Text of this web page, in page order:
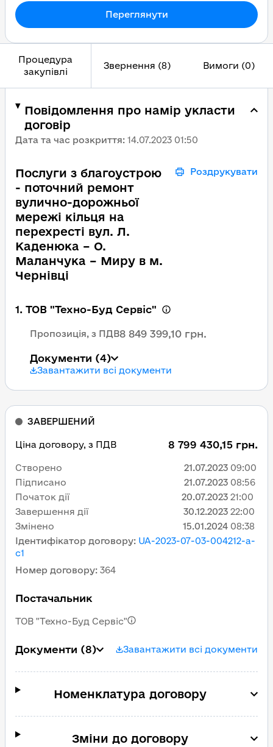
Процедура
закупівлі
Звернення (8) Вимоги (0)
Повідомлення про намір укласти
договір
Дата та час розкриття: 14.07.2023 01:50
Послуги з благоустрою
- поточний ремонт
вулично-дорожньої
мережі кільця на
перехресті вул. Л.
Каденюка – О.
Маланчука – Миру в м.
Чернівці
Роздрукувати
1. ТОВ "Техно-Буд Сервіс"
Пропозиція, з ПДВ8 849 399,10 грн.
Документи (4)
Завантажити всі документи
Ідентифікатор договору: UA-2023-07-03-004212-a-
c1
Номер договору: 364
Постачальник
ТОВ "Техно-Буд Сервіс"
Документи (8) Завантажити всі документи
ЗАВЕРШЕНИЙ
Ціна договору, з ПДВ 8 799 430,15 грн.
Створено 21.07.2023 09:00
Підписано
21.07.2023 08:56
Початок дії
20.07.2023 21:00
Завершення дії
30.12.2023 22:00
Змінено
15.01.2024 08:38
Номенклатура договору
Зміни до договору
Переглянути